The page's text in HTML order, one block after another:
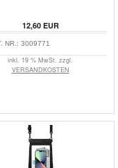
12,60EUR
NR.: 3009771
inkl. 19 % MwSt. zzgl.
VERSANDKOSTEN